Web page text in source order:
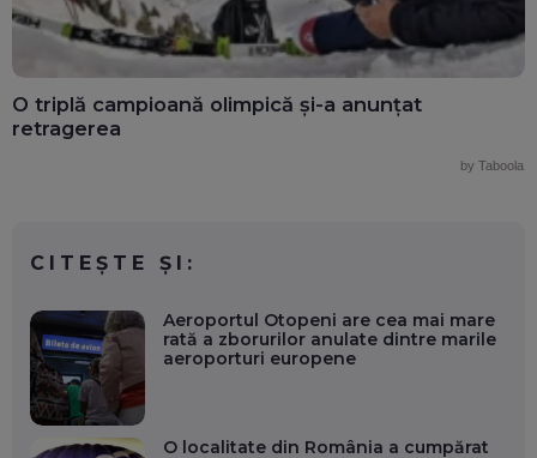
O triplă campioană olimpică și-a anunțat
retragerea
by Taboola
CITEȘTE ȘI:
Aeroportul Otopeni are cea mai mare
rată a zborurilor anulate dintre marile
aeroporturi europene
O localitate din România a cumpărat